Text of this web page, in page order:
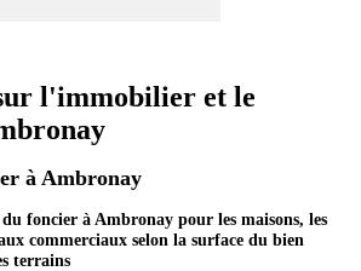
l'immobilier et le
à Ambronay
foncier à Ambronay pour les maisons, les
commerciaux selon la surface du bien
terrains